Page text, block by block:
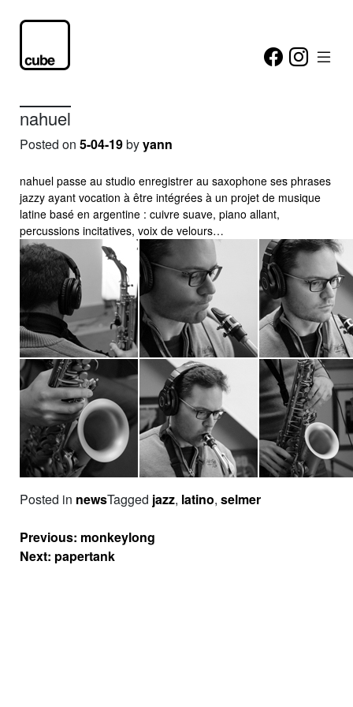
nahuel
Posted on 5-04-19byyann
nahuel passe au studio enregistrer au saxophone ses phrases
jazzy ayant vocation à être intégrées à un projet de musique
latine basé en argentine : cuivre suave, piano allant,
percussions incitatives, voix de velours…
Posted in newsTagged jazz, latino, selmer
Navigation
de
l’article
Previous: monkeylong
Next: papertank